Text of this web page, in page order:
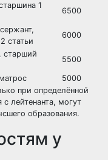
1
6500
статьи
6000
старший
5500
5000
при определённой
лейтенанта, могут
образования.
у